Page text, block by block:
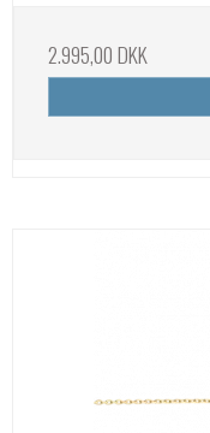
2.995,00 DKK